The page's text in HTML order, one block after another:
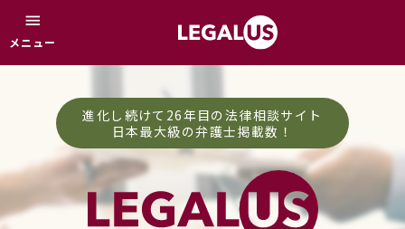
menu
メニュー
進化し続けて26年目の法律相談サイト
日本最大級の弁護士掲載数！